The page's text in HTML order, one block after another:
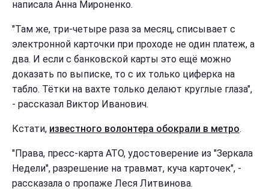
написала Анна Мироненко.
"Там же, три-четыре раза за месяц, списывает с
электронной карточки при проходе не один платеж, а
два. И если с банковской карты это ещё можно
доказать по выписке, то с их только циферка на
табло. Тётки на вахте только делают круглые глаза",
- рассказал Виктор Иванович.
Кстати, известного волонтера обокрали в метро.
"Права, пресс-карта АТО, удостоверение из "Зеркала
Недели", разрешение на травмат, куча карточек", -
рассказала о пропаже Леся Литвинова.